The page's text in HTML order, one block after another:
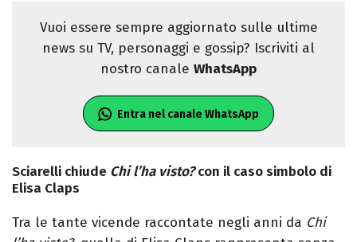
Vuoi essere sempre aggiornato sulle ultime
news su TV, personaggi e gossip? Iscriviti al
nostro canale WhatsApp
Entra nel canale WhatsApp
Sciarelli chiude Chi l’ha visto?con il caso simbolo di
Elisa Claps
Tra le tante vicende raccontate negli anni da Chi